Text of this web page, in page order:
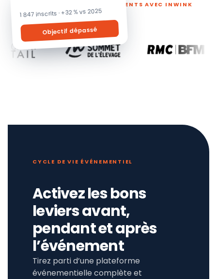
1 847 inscrits · +32 % vs 2025
Objectif dépassé
ILS PILOTENT LEURS ÉVÉNEMENTS AVEC INWINK
CYCLE DE VIE ÉVÉNEMENTIEL
Activez les bons
leviers avant,
pendant et après
l’événement
Tirez parti d’une plateforme
événementielle complète et